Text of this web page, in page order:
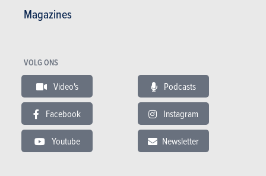
Magazines
VOLG ONS
Video's Podcasts
Facebook Instagram
Youtube Newsletter
Algemene tevredenheid :
Tevredenheid eigenaar
Toyota Prius 1.8 VVT-i PHEV Hybrid Active+Lounge